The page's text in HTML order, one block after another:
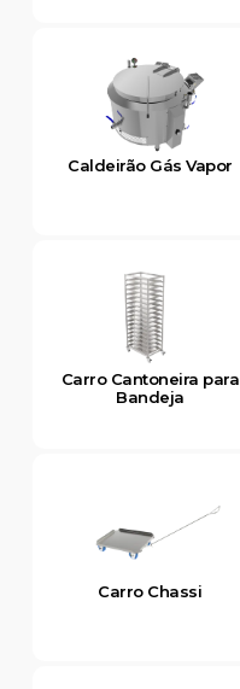
Caldeirão Gás Vapor
Carro Cantoneira para
Bandeja
Carro Chassi